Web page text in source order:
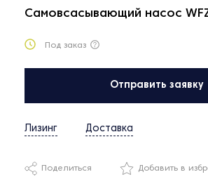
Самовсасывающий насос
Под заказ
Отправить заявку
Лизинг Доставка
Поделиться Добавить в